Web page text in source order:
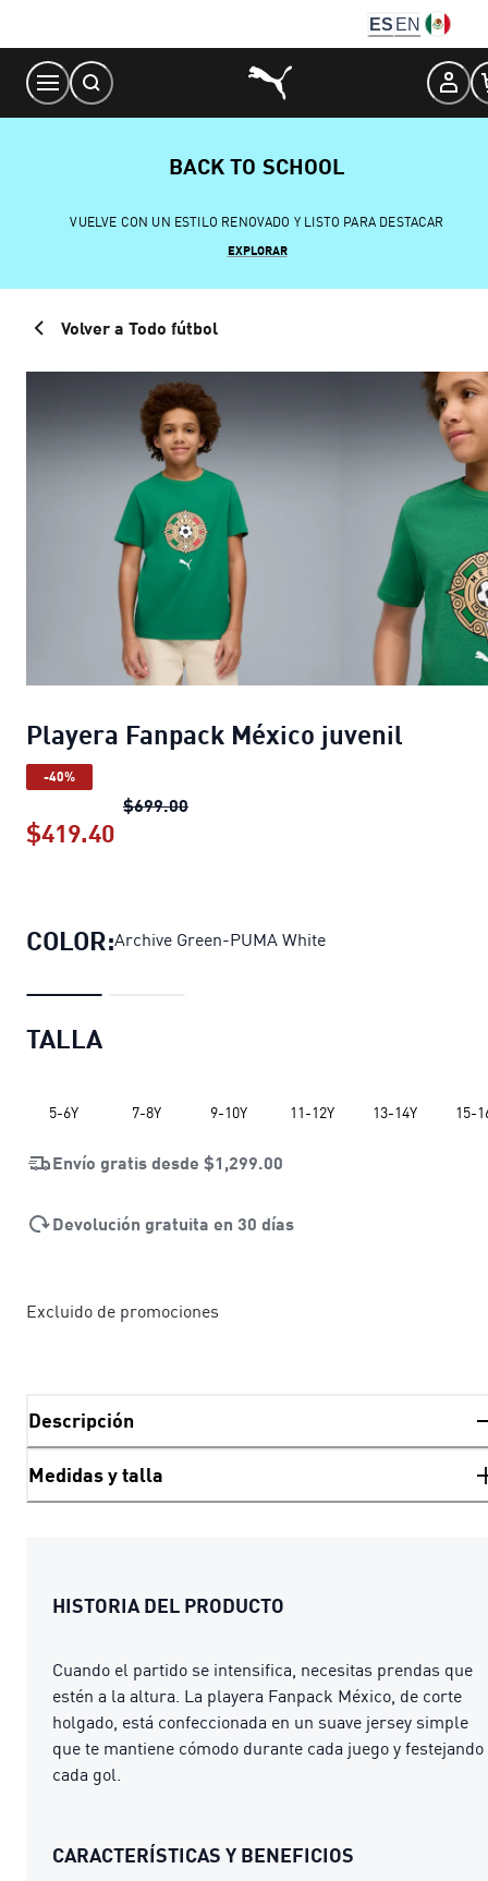
Content
ES EN
BACK TO SCHOOL
VUELVE CON UN ESTILO RENOVADO Y LISTO PARA DESTACAR
EXPLORAR
Volver a Todo fútbol
Playera Fanpack México juvenil
-40%
$699.00Playera Fanpack México juvenil
$419.40
COLOR:Archive Green-PUMA White
TALLA
5-6Y 7-8Y 9-10Y 11-12Y 13-14Y 15-
Envío gratis desde $1,299.00
Devolución gratuita en 30 días
Excluido de promociones
Descripción
Medidas y talla
HISTORIA DEL PRODUCTO
Cuando el partido se intensifica, necesitas prendas que
estén a la altura. La playera Fanpack México, de corte
holgado, está confeccionada en un suave jersey simple
que te mantiene cómodo durante cada juego y festejando
cada gol.
CARACTERÍSTICAS Y BENEFICIOS